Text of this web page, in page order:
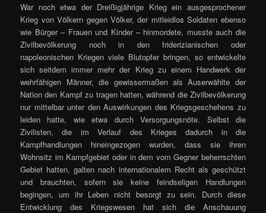
War noch etwa der Dreißigjährige Krieg ein ausgesprochener
Krieg von Völkern gegen Völker, der mitleidlos Soldaten ebenso
wie Bürger – Frauen und Kinder – hinmordete, musste auch die
Zivilbevölkerung noch in den friderizianischen oder
napoleonischen Kriegen viele Blutopfer bringen, so entwickelte
sich seitdem immer mehr der Krieg zu einem Handwerk der
wehrfähigen Männer, die gewissermaßen als Auserwählte der
Nation den Kampf zu tragen hatten, während die Zivilbevölkerung
nur mittelbar unter den Auswirkungen des Kriegsgeschehens zu
leiden hatte, wie etwa durch Versorgungsnöte. Selbst die
Zivilisten, die im Verlauf des Krieges dadurch in die
Kampfhandlungen hineingezogen wurden, dass sie ihren
Wohnsitz im Kampfgebiet oder in dem vom Gegner beherrschten
Gebiet hatten, galten nach internationalem Recht als geschützt
und brauchten, sofern sie keine feindseligen Handlungen
begingen, um ihr Leben nicht besorgt zu sein. Durch diese
Entwicklung des Kriegswesen hat sich die Anschauung